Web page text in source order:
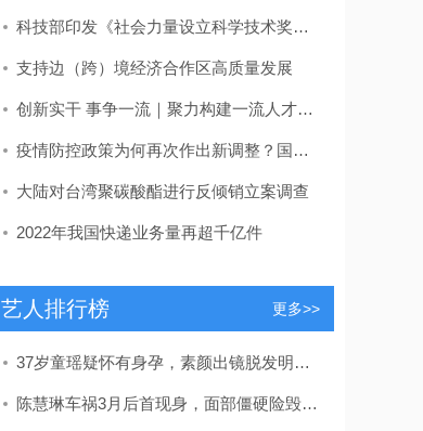
科技部印发《社会力量设立科学技术奖管理办法》
支持边（跨）境经济合作区高质量发展
创新实干 事争一流｜聚力构建一流人才发展体系！东营区发布教育、卫生、吕剧人才新政策
疫情防控政策为何再次作出新调整？国家卫健委回应
大陆对台湾聚碳酸酯进行反倾销立案调查
2022年我国快递业务量再超千亿件
艺人排行榜 更多>>
37岁童瑶疑怀有身孕，素颜出镜脱发明显，放宝宝安全座椅孕味十足
陈慧琳车祸3月后首现身，面部僵硬险毁容，留疤自曝未找整容医生